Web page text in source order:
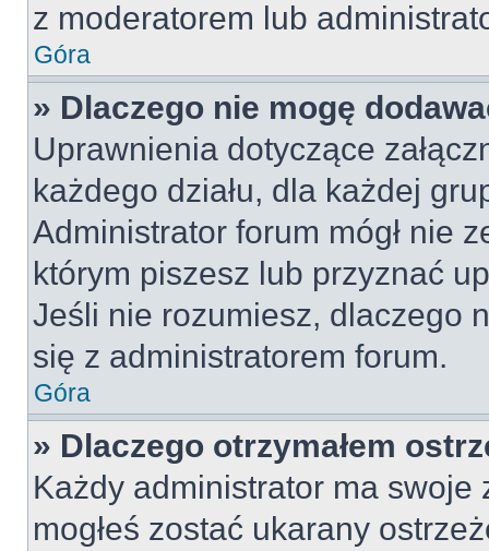
z moderatorem lub
Góra
» Dlaczego nie mogę
Uprawnienia dotyczące
każdego działu, dla każdej
Administrator forum mógł nie
którym piszesz lub przyznać
Jeśli nie rozumiesz, dlaczego
się z administratorem forum.
Góra
» Dlaczego otrzymałem
Każdy administrator ma swoje
mogłeś zostać ukarany